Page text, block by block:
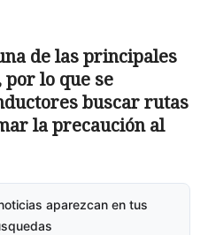
de las principales
por lo que se
buscar rutas
la precaución al
aparezcan en tus